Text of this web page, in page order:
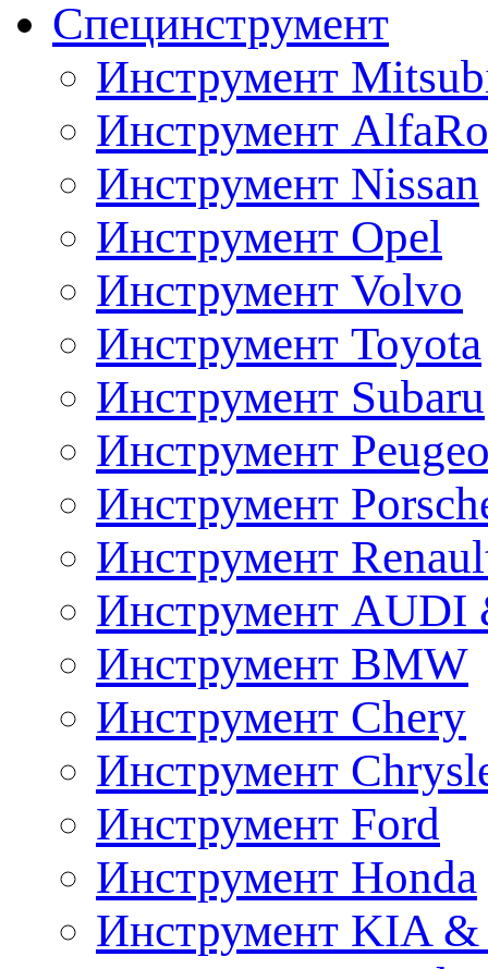
Специнструмент
Инструмент
Инструмент
Инструмент Nissan
Инструмент Opel
Инструмент Volvo
Инструмент Toyota
Инструмент Subaru
Инструмент
Инструмент
Инструмент
Инструмент AUDI
Инструмент BMW
Инструмент Chery
Инструмент
Инструмент Ford
Инструмент Honda
Инструмент KIA